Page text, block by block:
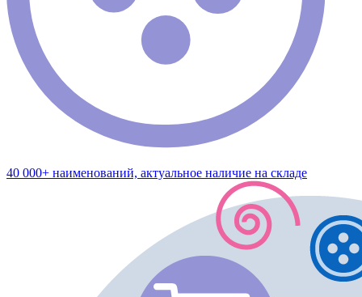
40 000+ наименований, актуальное наличие на складе